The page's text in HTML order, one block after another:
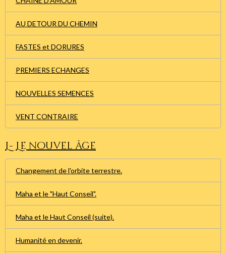
AU DETOUR DU CHEMIN
FASTES et DORURES
PREMIERS ECHANGES
NOUVELLES SEMENCES
VENT CONTRAIRE
L- Le nouvel âge
Changement de l'orbite terrestre.
Maha et le "Haut Conseil".
Maha et le Haut Conseil (suite).
Humanité en devenir.